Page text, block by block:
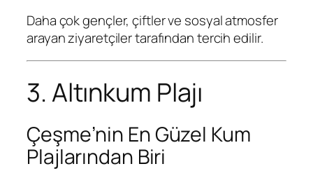
Daha çok gençler, çiftler ve sosyal atmosfer
arayan ziyaretçiler tarafından tercih edilir.
3. Altınkum Plajı
Çeşme’nin En Güzel Kum
Plajlarından Biri